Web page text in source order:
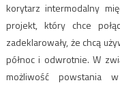
korytarz intermodalny
projekt, który chce
zadeklarowały, że chcą
północ i odwrotnie. W
możliwość powstania